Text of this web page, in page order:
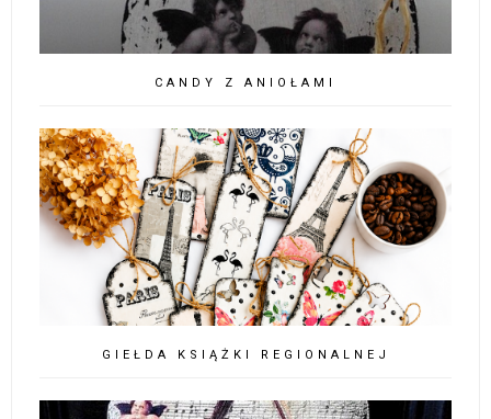
CANDY Z ANIOŁAMI
GIEŁDA KSIĄŻKI REGIONALNEJ